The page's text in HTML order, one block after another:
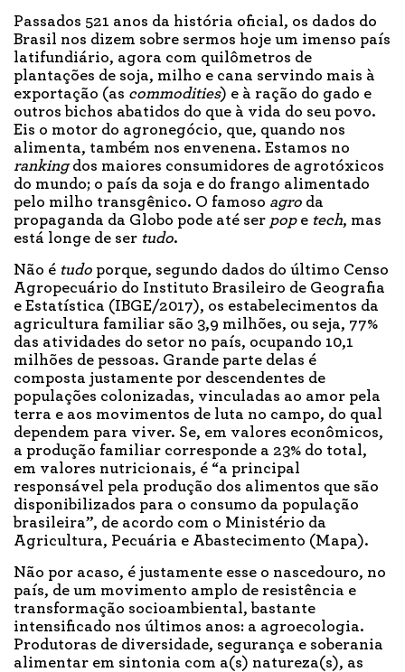
Passados 521 anos da história oficial, os dados do
Brasil nos dizem sobre sermos hoje um imenso país
latifundiário, agora com quilômetros de
plantações de soja, milho e cana servindo mais à
exportação (as commodities) e à ração do gado e
outros bichos abatidos do que à vida do seu povo.
Eis o motor do agronegócio, que, quando nos
alimenta, também nos envenena. Estamos no
rankingdos maiores consumidores de agrotóxicos
do mundo; o país da soja e do frango alimentado
pelo milho transgênico. O famoso agro da
propaganda da Globo pode até ser pope tech, mas
está longe de ser tudo.
Não é tudo porque, segundo dados do último Censo
Agropecuário do Instituto Brasileiro de Geografia
e Estatística (IBGE/2017), os estabelecimentos da
agricultura familiar são 3,9 milhões, ou seja, 77%
das atividades do setor no país, ocupando 10,1
milhões de pessoas. Grande parte delas é
composta justamente por descendentes de
populações colonizadas, vinculadas ao amor pela
terra e aos movimentos de luta no campo, do qual
dependem para viver. Se, em valores econômicos,
a produção familiar corresponde a 23% do total,
em valores nutricionais, é “a principal
responsável pela produção dos alimentos que são
disponibilizados para o consumo da população
brasileira”, de acordo com o Ministério da
Agricultura, Pecuária e Abastecimento (Mapa).
Não por acaso, é justamente esse o nascedouro, no
país, de um movimento amplo de resistência e
transformação socioambiental, bastante
intensificado nos últimos anos: a agroecologia.
Produtoras de diversidade, segurança e soberania
alimentar em sintonia com a(s) natureza(s), as